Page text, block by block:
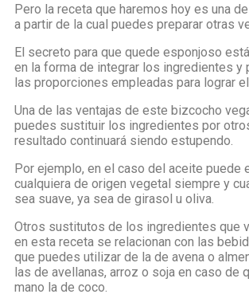
Pero la receta que haremos hoy es una
a partir de la cual puedes preparar otras
El secreto para que quede esponjoso
en la forma de integrar los ingredientes y
las proporciones empleadas para lograr
Una de las ventajas de este bizcocho
puedes sustituir los ingredientes por
resultado continuará siendo estupendo.
Por ejemplo, en el caso del aceite puede
cualquiera de origen vegetal siempre y
sea suave, ya sea de girasol u oliva.
Otros sustitutos de los ingredientes que
en esta receta se relacionan con las
que puedes utilizar de la de avena o
las de avellanas, arroz o soja en caso de
mano la de coco.